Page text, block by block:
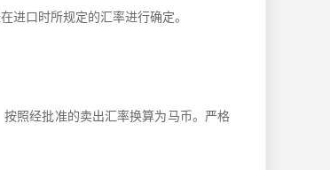
进口时所规定的汇率进行确定。
照经批准的卖出汇率换算为马币。严格